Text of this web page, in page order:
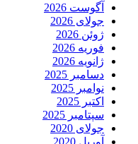
آگوست 2026
جولای 2026
ژوئن 2026
فوریه 2026
ژانویه 2026
دسامبر 2025
نوامبر 2025
اکتبر 2025
سپتامبر 2025
جولای 2020
آوریل 2020